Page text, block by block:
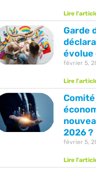
Lire
Garde
évolue
février 5,
Lire
2026 ?
février 5,
Lire